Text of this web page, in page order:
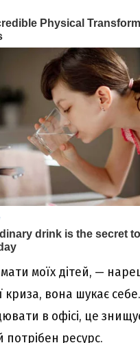
моїх дітей, —
криза, вона шукає
в офісі, це
потрібен ресурс.